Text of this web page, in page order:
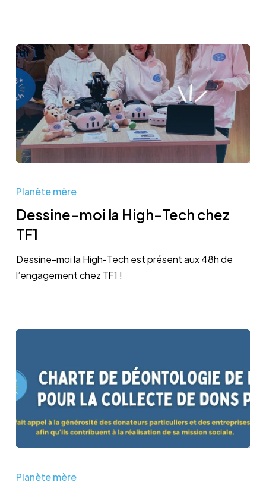
moi
High-
Tech
TF1
Planète mère
Dessine-moi la High-Tech chez
TF1
Dessine-moi la High-Tech est présent aux 48h de
l’engagement chez TF1 !
charte
Planète mère